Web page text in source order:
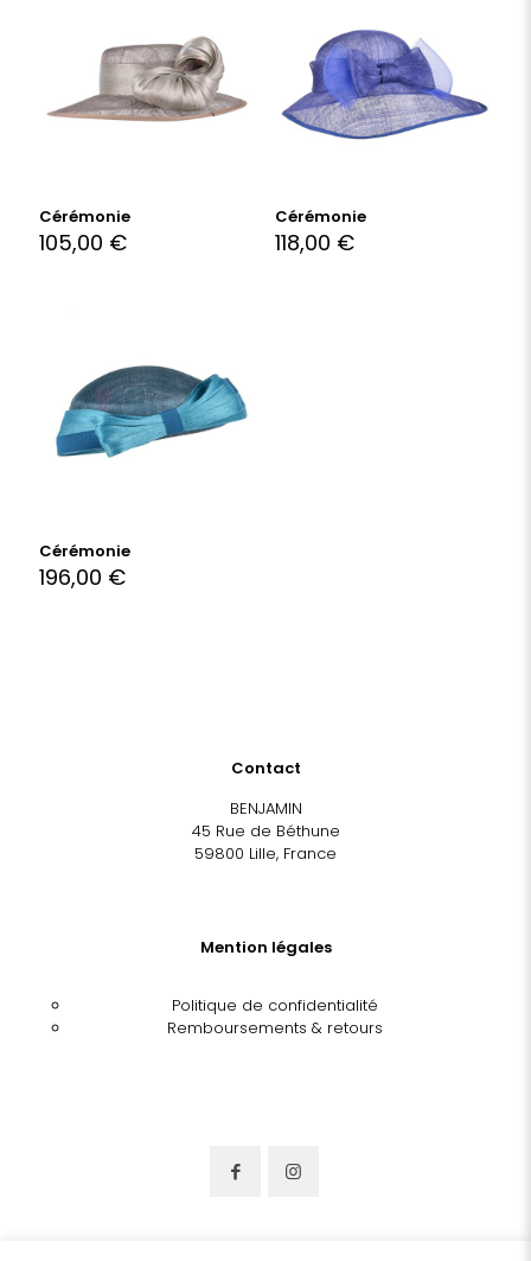
Cérémonie
105,00 €
Cérémonie
118,00 €
Cérémonie
196,00 €
Contact
BENJAMIN
45 Rue de Béthune
59800 Lille, France
Mention légales
Politique de confidentialité
Remboursements & retours